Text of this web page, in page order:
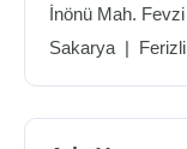
İnönü Mah.
Sakarya | Ferizli